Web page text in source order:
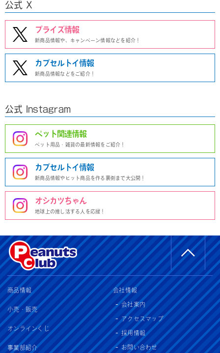
公式 X
プライズ情報
新商品情報や、キャンペーン情報などを紹介！
カプセルトイ情報
新商品情報などをご紹介！
公式 Instagram
ペット関連情報
ペット用品・雑貨の最新情報をご紹介！
カプセルトイ情報
新商品情報やヒット商品を作る裏側まで大公開！
オシカツちゃん
地球上の推し活する人を応援！
商品情報
小売・販売
オンラインくじ
事業部紹介
会社情報
会社案内
アクセスマップ
採用情報
お問い合わせ